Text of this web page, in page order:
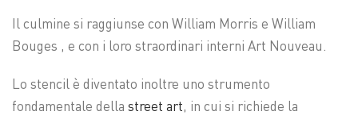
Il culmine si raggiunse con William Morris e William
Bouges , e con i loro straordinari interni Art Nouveau.
Lo stencil è diventato inoltre uno strumento
fondamentale della street art, in cui si richiede la